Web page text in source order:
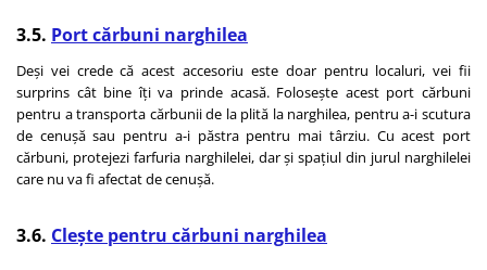
3.5. Port cărbuni narghilea
Deși vei crede că acest accesoriu este doar pentru localuri, vei fii
surprins cât bine îți va prinde acasă. Folosește acest port cărbuni
pentru a transporta cărbunii de la plită la narghilea, pentru a-i scutura
de cenușă sau pentru a-i păstra pentru mai târziu. Cu acest port
cărbuni, protejezi farfuria narghilelei, dar și spațiul din jurul narghilelei
care nu va fi afectat de cenușă.
3.6. Clește pentru cărbuni narghilea